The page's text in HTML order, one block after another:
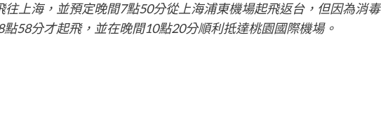
往上海，並預定晚間7點50分從上海浦東機場起飛返台，但因為消毒
58分才起飛，並在晚間10點20分順利抵達桃園國際機場。